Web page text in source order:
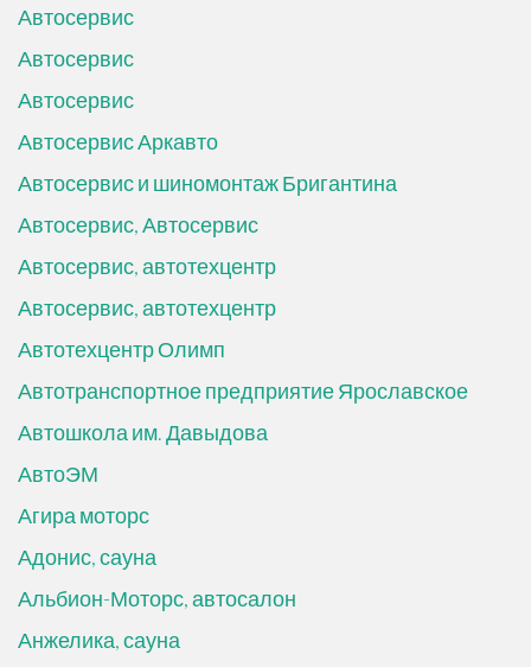
Автосервис
Автосервис
Автосервис
Автосервис Аркавто
Автосервис и шиномонтаж Бригантина
Автосервис, Автосервис
Автосервис, автотехцентр
Автосервис, автотехцентр
Автотехцентр Олимп
Автотранспортное предприятие Ярославское
Автошкола им. Давыдова
АвтоЭМ
Агира моторс
Адонис, сауна
Альбион-Моторс, автосалон
Анжелика, сауна